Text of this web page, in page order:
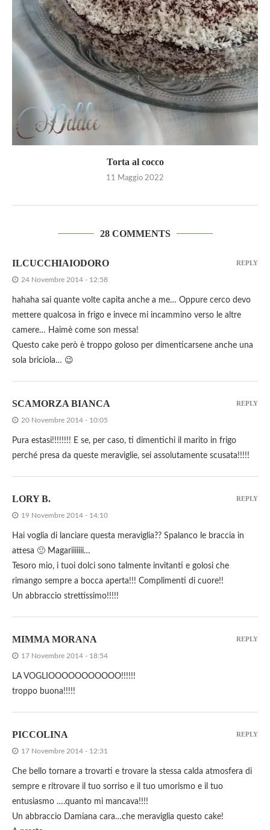
Torta al cocco
11 Maggio 2022
28 COMMENTS
ILCUCCHIAIODORO
24 Novembre 2014 - 12:58
hahaha sai quante volte capita anche a me… Oppure cerco devo
mettere qualcosa in frigo e invece mi incammino verso le altre
camere… Haimè come son messa!
Questo cake però è troppo goloso per dimenticarsene anche una
sola briciola… 😉
REPLY
SCAMORZA BIANCA
20 Novembre 2014 - 10:05
Pura estasi!!!!!!!! E se, per caso, ti dimentichi il marito in frigo
perché presa da queste meraviglie, sei assolutamente scusata!!!!!
REPLY
LORY B.
19 Novembre 2014 - 14:10
Hai voglia di lanciare questa meraviglia?? Spalanco le braccia in
attesa 🙂 Magariiiiiii…
Tesoro mio, i tuoi dolci sono talmente invitanti e golosi che
rimango sempre a bocca aperta!!! Complimenti di cuore!!
Un abbraccio strettissimo!!!!!
REPLY
MIMMA MORANA
17 Novembre 2014 - 18:54
LA VOGLIOOOOOOOOOOO!!!!!!
troppo buona!!!!!
REPLY
PICCOLINA
17 Novembre 2014 - 12:31
Che bello tornare a trovarti e trovare la stessa calda atmosfera di
sempre e ritrovare il tuo sorriso e il tuo umorismo e il tuo
entusiasmo ….quanto mi mancava!!!!
Un abbraccio Damiana cara…che meraviglia questo cake!
REPLY